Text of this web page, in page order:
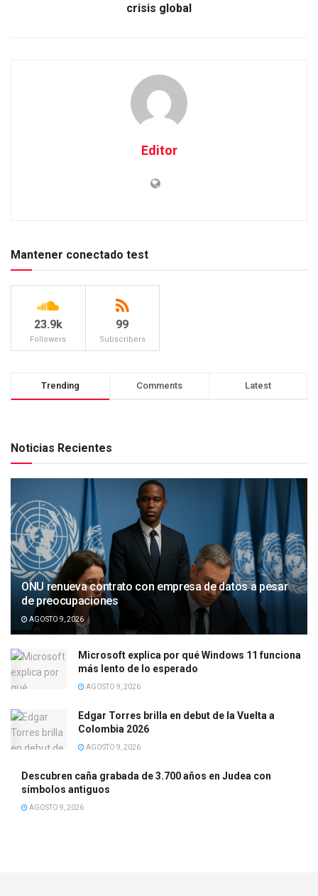
crisis global
Editor
Mantener conectado test
23.9k
Followers
99
Subscribers
Trending Comments Latest
Noticias Recientes
ONU renueva contrato con empresa de datos a pesar
de preocupaciones
AGOSTO 9, 2026
Microsoft explica por qué Windows 11 funciona
más lento de lo esperado
AGOSTO 9, 2026
Edgar Torres brilla en debut de la Vuelta a
Colombia 2026
AGOSTO 9, 2026
Descubren caña grabada de 3.700 años en Judea con
símbolos antiguos
AGOSTO 9, 2026